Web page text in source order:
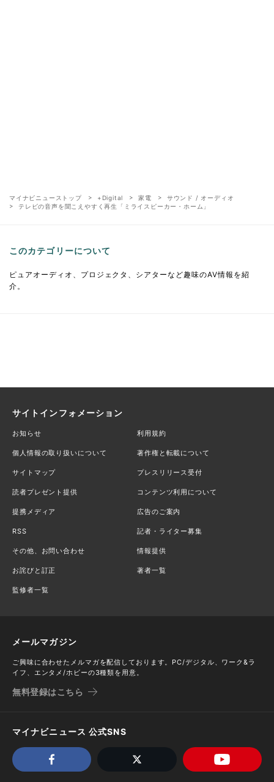
マイナビニューストップ +Digital 家電
サウンド / オーディオ
テレビの音声を聞こえやすく再生「ミライスピーカー・ホーム」
このカテゴリーについて
ピュアオーディオ、プロジェクタ、シアターなど趣味のAV情報を紹
介。
サイトインフォメーション
お知らせ 利用規約
個人情報の取り扱いについて 著作権と転載について
サイトマップ プレスリリース受付
読者プレゼント提供 コンテンツ利用について
提携メディア 広告のご案内
RSS 記者・ライター募集
その他、お問い合わせ 情報提供
お詫びと訂正 著者一覧
監修者一覧
メールマガジン
ご興味に合わせたメルマガを配信しております。PC/デジタル、ワーク&ラ
イフ、エンタメ/ホビーの3種類を用意。
無料登録はこちら
マイナビニュース 公式SNS